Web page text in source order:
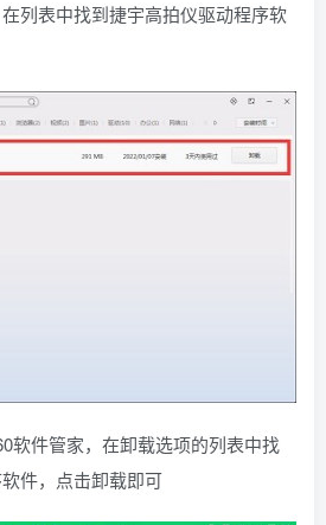
列表中找到捷宇高拍仪驱动程序软
软件管家，在卸载选项的列表中找
件，点击卸载即可